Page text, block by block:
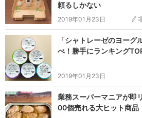
頼るしかない
2019年01月23日
「シャトレーゼのヨーグ
べ！勝手にランキング
2019年01月23日
業務スーパーマニアが即
00個売れる大ヒット商品